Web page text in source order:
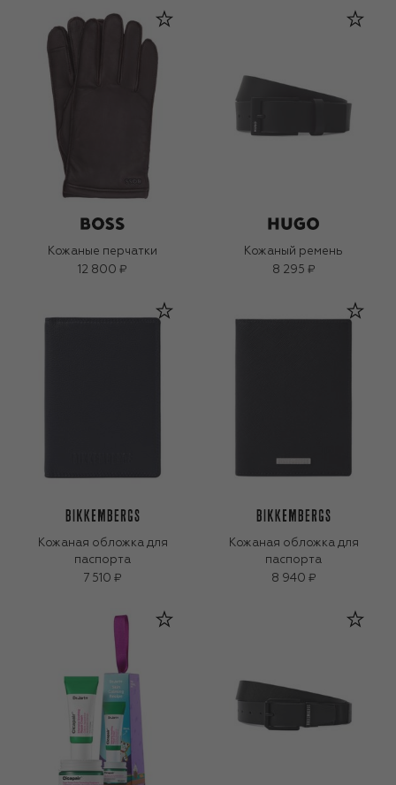
Кожаные перчатки
12 800 ₽
Кожаный ремень
8 295 ₽
Кожаная обложка для
паспорта
7 510 ₽
Кожаная обложка для
паспорта
8 940 ₽